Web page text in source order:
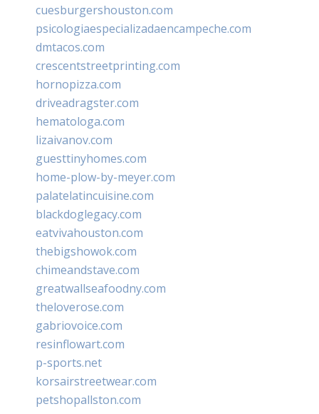
cuesburgershouston.com
psicologiaespecializadaencampeche.com
dmtacos.com
crescentstreetprinting.com
hornopizza.com
driveadragster.com
hematologa.com
lizaivanov.com
guesttinyhomes.com
home-plow-by-meyer.com
palatelatincuisine.com
blackdoglegacy.com
eatvivahouston.com
thebigshowok.com
chimeandstave.com
greatwallseafoodny.com
theloverose.com
gabriovoice.com
resinflowart.com
p-sports.net
korsairstreetwear.com
petshopallston.com